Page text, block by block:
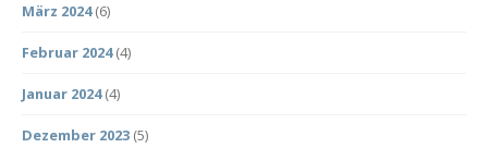
März 2024(6)
Februar 2024(4)
Januar 2024(4)
Dezember 2023 (5)